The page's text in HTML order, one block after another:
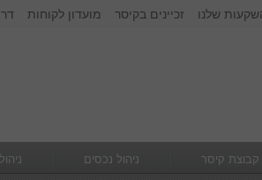
מועדון לקוחות זכיינים בקיסר שלנו
קבוצת קיסר ניהול נכסים